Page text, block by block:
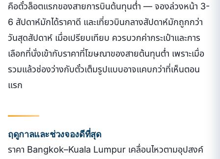
คือตั๋วล็อตแรกของสายการบินต้นทุนต่ำ — จองล่วงหน้า 3-
6 สัปดาห์มักได้ราคาดี และเที่ยวบินกลางสัปดาห์มักถูกกว่า
วันสุดสัปดาห์ เมื่อเปรียบเทียบ ควรบวกค่ากระเป๋าและการ
เลือกที่นั่งเข้ากับราคาที่โฆษณาของสายต้นทุนต่ำ เพราะเมื่อ
รวมแล้วช่องว่างกับตั๋วเต็มรูปแบบอาจแคบกว่าที่เห็นตอน
แรก
ฤดูกาลและช่วงจองดีที่สุด
ราคา Bangkok–Kuala Lumpur เคลื่อนไหวตามอุปสงค์